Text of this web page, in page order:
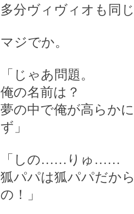
多分ヴィヴィオも同
マジでか。
「じゃあ問題。
俺の名前は？
夢の中で俺が高らか
ず」
「しの……りゅ……
狐パパは狐パパだか
の！」